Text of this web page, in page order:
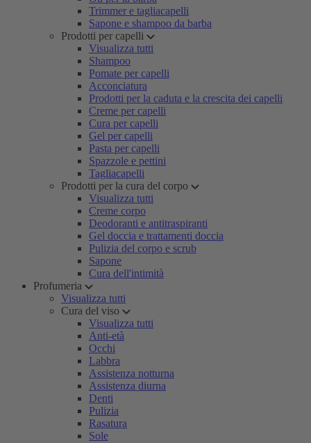
Trimmer e tagliacapelli
Sapone e shampoo da barba
Prodotti per capelli
Visualizza tutti
Shampoo
Pomate per capelli
Acconciatura
Prodotti per la caduta e la crescita dei capelli
Creme per capelli
Cura per capelli
Gel per capelli
Pasta per capelli
Spazzole e pettini
Tagliacapelli
Prodotti per la cura del corpo
Visualizza tutti
Creme corpo
Deodoranti e antitraspiranti
Gel doccia e trattamenti doccia
Pulizia del corpo e scrub
Sapone
Cura dell'intimità
Profumeria
Visualizza tutti
Cura del viso
Visualizza tutti
Anti-età
Occhi
Labbra
Assistenza notturna
Assistenza diurna
Denti
Pulizia
Rasatura
Sole